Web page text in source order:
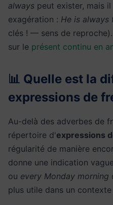
always peut exister, mais
exagération : He is
clés ! — sens de
sur le présent continu en
📊 Quelle est la
expressions de
Au-delà des adverbes de
répertoire d'expressions
régularité de manière
donne une indication
ou every Monday morning
plus utile dans un